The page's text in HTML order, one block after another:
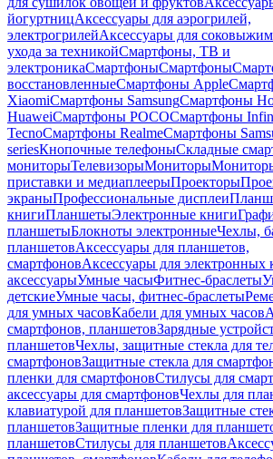
йогуртницАксессуары для аэрогрилей,
электрогрилейАксессуары для
ухода за техникойСмартфоны, ТВ и
электроникаСмартфоныСмартфоны
восстановленныеСмартфоны Apple
XiaomiСмартфоны SamsungСмартфоны
HuaweiСмартфоны POCOСмартфоны
TecnoСмартфоны RealmeСмартфоны
seriesКнопочные телефоныСкладные
мониторыТелевизорыМониторы
приставки и медиаплеерыПроекторы
экраныПрофессиональные дисплеи
книгиПланшетыЭлектронные книги
планшетыБлокноты электронныеЧехлы,
планшетовАксессуары для планшетов,
смартфоновАксессуары для электронных
аксессуарыУмные часыФитнес-браслеты
детскиеУмные часы, фитнес-браслеты
для умных часовКабели для умных часов
смартфонов, планшетовЗарядные
планшетовЧехлы, защитные стекла для
смартфоновЗащитные стекла для
пленки для смартфоновСтилусы для
аксессуары для смартфоновЧехлы для
клавиатурой для планшетовЗащитные
планшетовЗащитные пленки для
планшетовСтилусы для планшетов